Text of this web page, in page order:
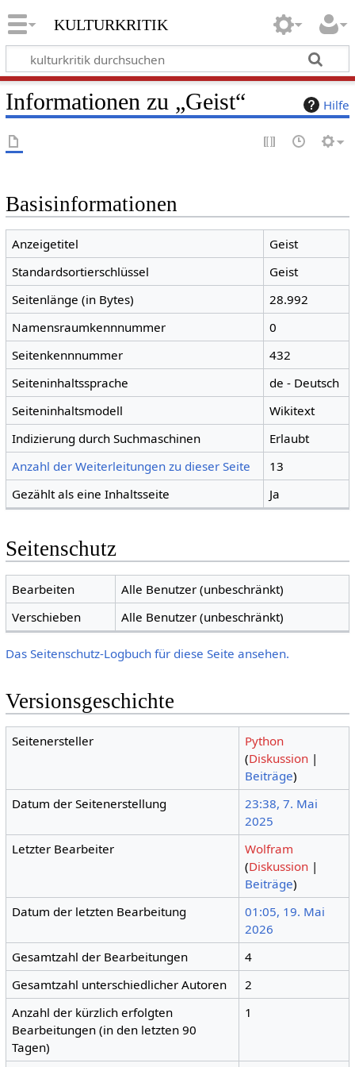
kulturkritik
Hilfe
Informationen zu „Geist“
Basisinformationen
Anzeigetitel
Geist
Standardsortierschlüssel
Geist
Seitenlänge (in Bytes)
28.992
Namensraumkennnummer
0
Seitenkennnummer
432
Seiteninhaltssprache
de - Deutsch
Seiteninhaltsmodell
Wikitext
Indizierung durch Suchmaschinen
Erlaubt
Anzahl der Weiterleitungen zu dieser Seite
13
Gezählt als eine Inhaltsseite
Ja
Seitenschutz
Bearbeiten
Alle Benutzer (unbeschränkt)
Verschieben
Alle Benutzer (unbeschränkt)
Das Seitenschutz-Logbuch für diese Seite ansehen.
Versionsgeschichte
Seitenersteller
Python
(Diskussion |
Beiträge)
Datum der Seitenerstellung
23:38, 7. Mai
2025
Letzter Bearbeiter
Wolfram
(Diskussion |
Beiträge)
Datum der letzten Bearbeitung
01:05, 19. Mai
2026
Gesamtzahl der Bearbeitungen
4
Gesamtzahl unterschiedlicher Autoren
2
Anzahl der kürzlich erfolgten
Bearbeitungen (in den letzten 90
Tagen)
1